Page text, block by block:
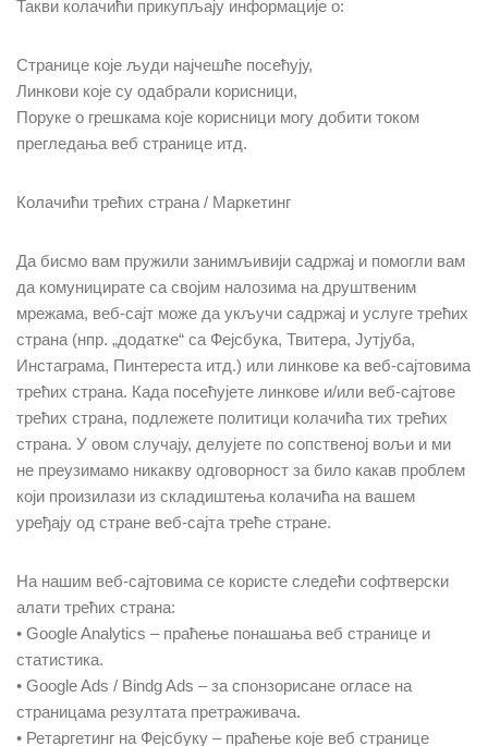
Такви колачићи прикупљају информације о:
Странице које људи најчешће посећују,
Линкови које су одабрали корисници,
Поруке о грешкама које корисници могу добити током
прегледања веб странице итд.
Колачићи трећих страна / Маркетинг
Да бисмо вам пружили занимљивији садржај и помогли вам
да комуницирате са својим налозима на друштвеним
мрежама, веб-сајт може да укључи садржај и услуге трећих
страна (нпр. „додатке“ са Фејсбука, Твитера, Јутјуба,
Инстаграма, Пинтереста итд.) или линкове ка веб-сајтовима
трећих страна. Када посећујете линкове и/или веб-сајтове
трећих страна, подлежете политици колачића тих трећих
страна. У овом случају, делујете по сопственој вољи и ми
не преузимамо никакву одговорност за било какав проблем
који произилази из складиштења колачића на вашем
уређају од стране веб-сајта треће стране.
На нашим веб-сајтовима се користе следећи софтверски
алати трећих страна:
• Google Analytics – праћење понашања веб странице и
статистика.
• Google Ads / Bindg Ads – за спонзорисане огласе на
страницама резултата претраживача.
• Ретаргетинг на Фејсбуку – праћење које веб странице